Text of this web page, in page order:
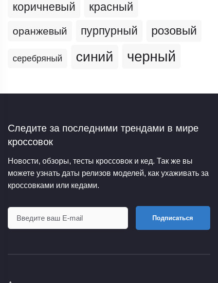
коричневый красный
оранжевый пурпурный розовый
серебряный синий черный
Следите за последними трендами в мире
кроссовок
Новости, обзоры, тесты кроссовок и кед. Так же вы
можете узнать даты релизов моделей, как ухаживать за
кроссовками или кедами.
Подписаться